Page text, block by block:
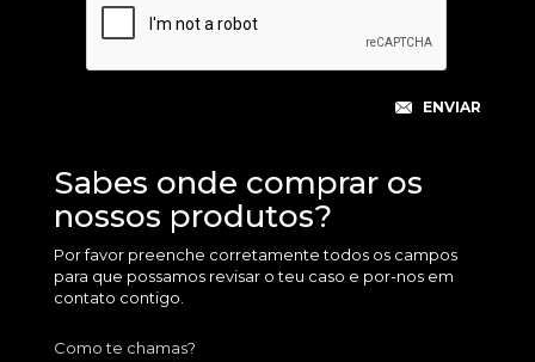
Sabes onde comprar os
nossos produtos?
Por favor preenche corretamente todos os campos
para que possamos revisar o teu caso e por-nos em
contato contigo.
Como te chamas?